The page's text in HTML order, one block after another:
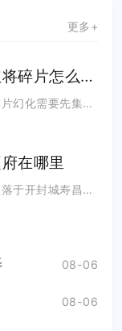
更多+
少年三国志红将碎片怎么幻化
少年三国志红将碎片幻化需要先集齐对应红将完整本体，备齐该武将专属幻晶，在武将养成幻紫界面完成转化，碎片无法直接...
在哪里
燕云十六声赵府坐落于开封城寿昌坊区域，金水门街传送碑东侧，也就是玩家常说的赵普宅邸。打开开封地图，定位寿昌坊金...
08-06
08-06